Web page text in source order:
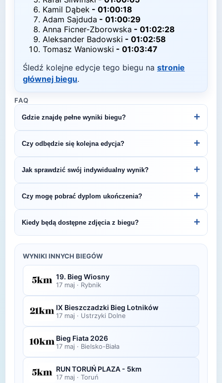
Kamil Dąbek - 01:00:18
Adam Sajduda - 01:00:29
Anna Ficner-Zborowska - 01:02:28
Aleksander Badowski - 01:02:58
Tomasz Waniowski - 01:03:47
Śledź kolejne edycje tego biegu na stronie
głównej biegu.
FAQ
Gdzie znajdę pełne wyniki biegu? +
organizatora.
Czy odbędzie się kolejna edycja? +
Śledź stronę organizatora lub ZawodyBiegowe.pl,
by być na bieżąco z datą kolejnej edycji Biegi
Śnieżnickie 2026 - 9.7km.
Jak sprawdzić swój indywidualny wynik? +
organizatora lub platformie pomiarowej podanej na
bibie startowym. Wyniki zawierają czas brutto i
netto, a często też pozycję wśród wszystkich
uczestników i w kategorii wiekowej.
Czy mogę pobrać dyplom ukończenia? +
elektroniczne dyplomy do pobrania ze strony
organizatora po opublikowaniu oficjalnych
Kiedy będą dostępne zdjęcia z biegu? +
w ciągu kilku dni po zawodach na swojej stronie
lub fanpage'u na Facebooku.
WYNIKI INNYCH BIEGÓW
19. Bieg Wiosny
17 maj · Rybnik
IX Bieszczadzki Bieg Lotników
17 maj · Ustrzyki Dolne
Bieg Fiata 2026
17 maj · Bielsko-Biała
RUN TORUŃ PLAZA - 5km
17 maj · Toruń